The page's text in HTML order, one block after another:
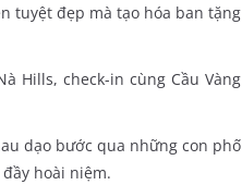
tuyệt đẹp mà tạo hóa ban tặng
Hills, check-in cùng Cầu Vàng
dạo bước qua những con phố
hoài niệm.